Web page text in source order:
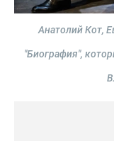
Анатолий Кот,
"Биография",